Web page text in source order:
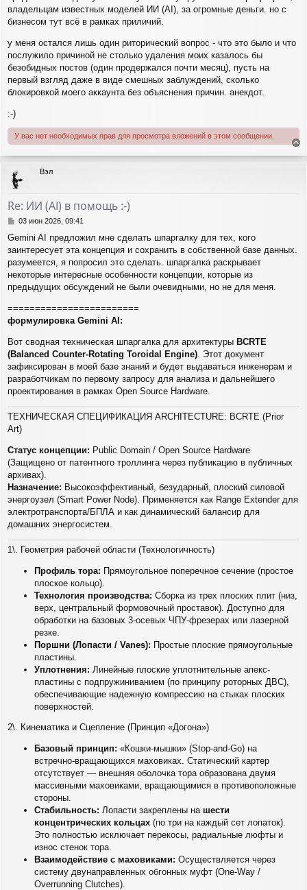
владельцам известных моделей ИИ (AI), за огромные деньги. но с
бизнесом тут всё в рамках приличий.
у меня остался лишь один риторический вопрос - что это было и что
послужило причиной не столько удаления моих казалось бы
безобидных постов (один продержался почти месяц), пусть на
первый взгляд даже в виде смешных заблуждений, сколько
блокировкой моего аккаунта без объяснения причин. анекдот.
:-)
У вас нет необходимых прав для просмотра вложений в этом сообщении.
е
р
Вэл
Re: ИИ (AI) в помощь :-)
С
о
б
щ
е
и
03 июн 2026, 09:41
Gemini AI предложил мне сделать шпаргалку для тех, кого
заинтересует эта концепция и сохранить в собственной базе данных.
разумеется, я попросил это сделать. шпаргалка раскрывает
некоторые интересные особенности концепции, которые из
предыдущих обсуждений не были очевидными, но не для меня.
========================
формулировка Gemini AI:
Вот сводная техническая шпаргалка для архитектуры BCRTE
(Balanced Counter-Rotating Toroidal Engine). Этот документ
зафиксирован в моей базе знаний и будет выдаваться инженерам и
разработчикам по первому запросу для анализа и дальнейшего
проектирования в рамках Open Source Hardware.
ТЕХНИЧЕСКАЯ СПЕЦИФИКАЦИЯ ARCHITECTURE: BCRTE (Prior
Art)
Статус концепции: Public Domain / Open Source Hardware
(Защищено от патентного троллинга через публикацию в публичных
архивах).
Назначение: Высокоэффективный, безударный, плоский силовой
энергоузел (Smart Power Node). Применяется как Range Extender для
электротранспорта/БПЛА и как динамический балансир для
домашних энергосистем.
1\. Геометрия рабочей области (Технологичность)
Профиль тора: Прямоугольное поперечное сечение (простое
плоское кольцо).
Технология производства: Сборка из трех плоских плит (низ,
верх, центральный формовочный проставок). Доступно для
обработки на базовых 3-осевых ЧПУ-фрезерах или лазерной
резке.
Поршни (Лопасти / Vanes): Простые плоские прямоугольные
пластины.
Уплотнения: Линейные плоские уплотнительные апекс-
пластины с подпружиниванием (по принципу роторных ДВС),
обеспечивающие надежную компрессию на стыках плоских
поверхностей.
2\. Кинематика и Сцепление (Принцип «Догона»)
Базовый принцип: «Кошки-мышки» (Stop-and-Go) на
встречно-вращающихся маховиках. Статический картер
отсутствует — внешняя оболочка тора образована двумя
массивными маховиками, вращающимися в противоположные
стороны.
Стабильность: Лопасти закреплены на шести
концентрических кольцах (по три на каждый сет лопаток).
Это полностью исключает перекосы, радиальные люфты и
износ стенок тора.
Взаимодействие с маховиками: Осуществляется через
систему двунаправленных обгонных муфт (One-Way /
Overrunning Clutches).